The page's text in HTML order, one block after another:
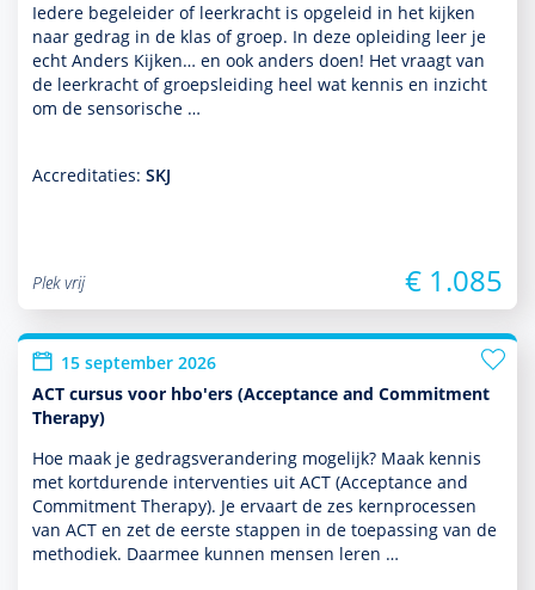
Iedere bege­leider of leerkracht is opgeleid in het kijken
naar gedrag in de klas of groep. In deze opleiding leer je
echt Anders Kijken… en ook anders doen! Het vraagt van
de leerkracht of groepsleiding heel wat kennis en inzicht
om de sensorische …
Accreditaties: SKJ
Plek vrij € 1.085
15 september 2026
ACT cursus voor hbo'ers (Acceptance and Commitment
Therapy)
Hoe maak je gedragsveran­de­ring moge­lijk? Maak kennis
met kort­durende inter­venties uit ACT (Acceptance and
Commitment Therapy). Je ervaart de zes kernprocessen
van ACT en zet de eerste stappen in de toe­pas­sing van de
metho­diek. Daarmee kunnen mensen leren …